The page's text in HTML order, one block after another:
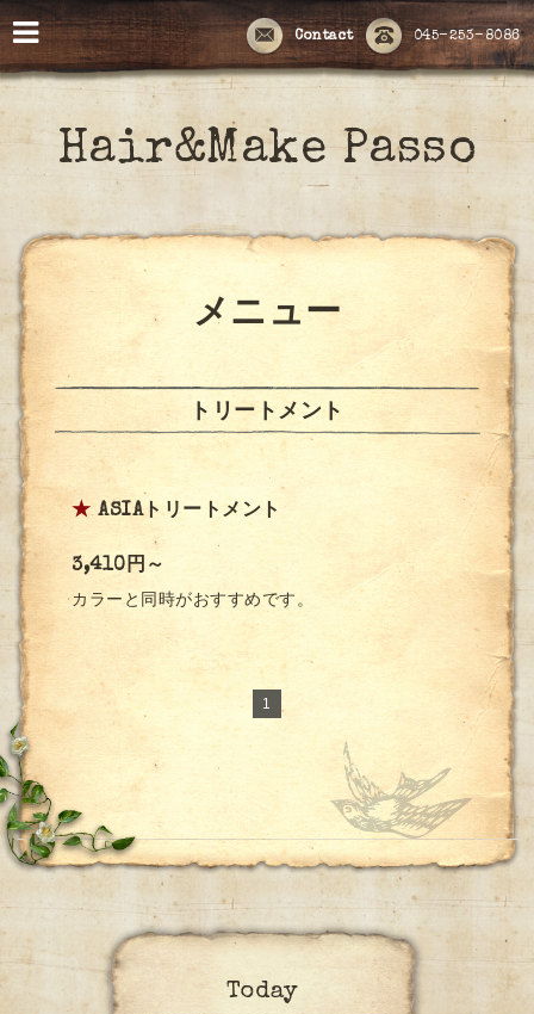
045-253-8086
Contact
Hair&Make Passo
メニュー
トリートメント
★ ASIAトリートメント
3,410円～
カラーと同時がおすすめです。
1
Today